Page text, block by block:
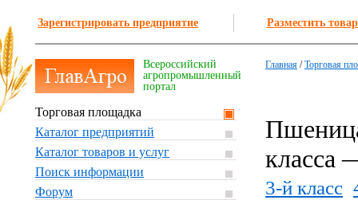
Зарегистрировать предприятие Разместить
Всероссийский
агропромышленный
портал
Торговая площадка
Каталог предприятий
Каталог товаров и услуг
Поиск информации
Форум
Главная /Торговая
класса
3-й класс